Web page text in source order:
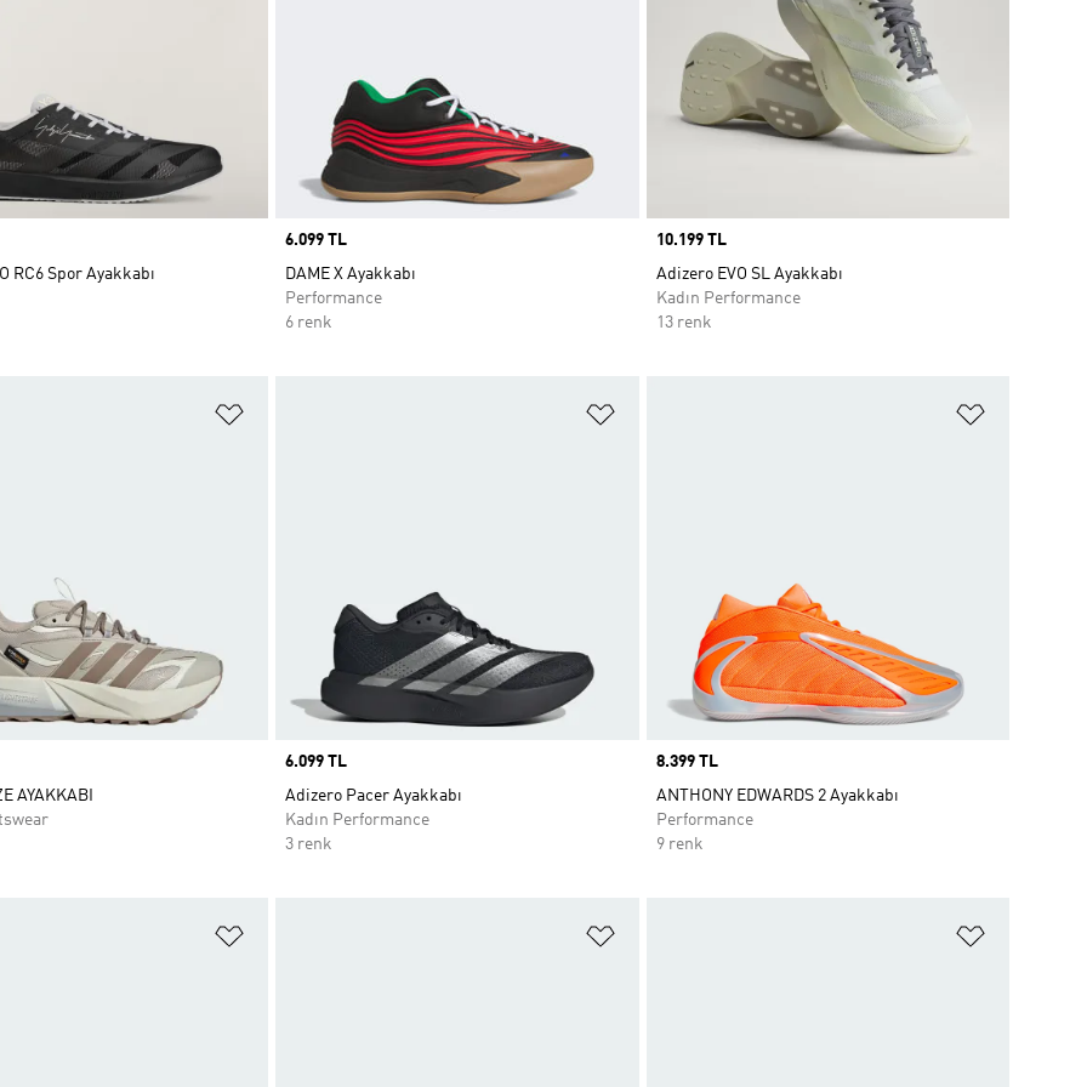
RC6 Spor Ayakkabı
Price
6.099 TL
DAME X Ayakkabı
Performance
6 renk
Price
10.199 TL
Adizero EVO SL Ayakkabı
Kadın Performance
13 renk
AYAKKABI
Price
6.099 TL
Adizero Pacer Ayakkabı
Kadın Performance
3 renk
Price
8.399 TL
ANTHONY EDWARDS 2 Ayakkabı
Performance
9 renk